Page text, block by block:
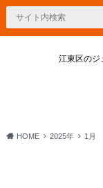
江東区のジ
HOME 2025年 1月